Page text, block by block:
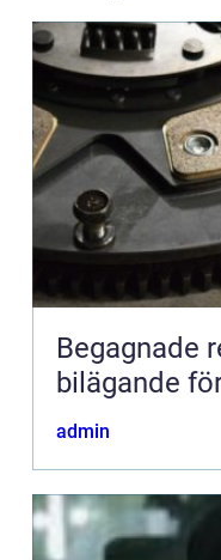
Begagnade
bilägande
admin